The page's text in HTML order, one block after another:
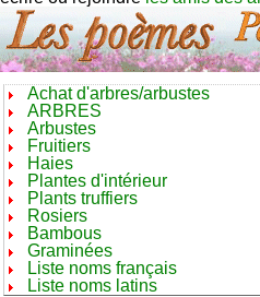
Achat d'arbres/arbustes
ARBRES
Arbustes
Fruitiers
Haies
Plantes d'intérieur
Plants truffiers
Rosiers
Bambous
Graminées
Liste noms français
Liste noms latins